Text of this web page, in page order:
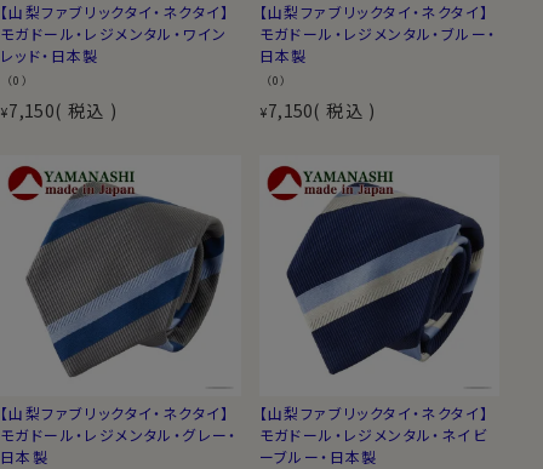
【山梨ファブリックタイ・ネクタイ】
モガドール・レジメンタル・ワイン
レッド・日本製
（0）
¥7,150 税込
【山梨ファブリックタイ・ネクタイ】
モガドール・レジメンタル・ブルー・
日本製
（0）
¥7,150 税込
【山梨ファブリックタイ・ネクタイ】
モガドール・レジメンタル・グレー・
日本製
【山梨ファブリックタイ・ネクタイ】
モガドール・レジメンタル・ネイビ
ーブルー・日本製